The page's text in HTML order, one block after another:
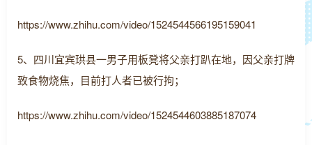
https://www.zhihu.com/video/1524544566195159041
5、四川宜宾珙县一男子用板凳将父亲打趴在地，因父亲打牌
致食物烧焦，目前打人者已被行拘；
https://www.zhihu.com/video/1524544603885187074